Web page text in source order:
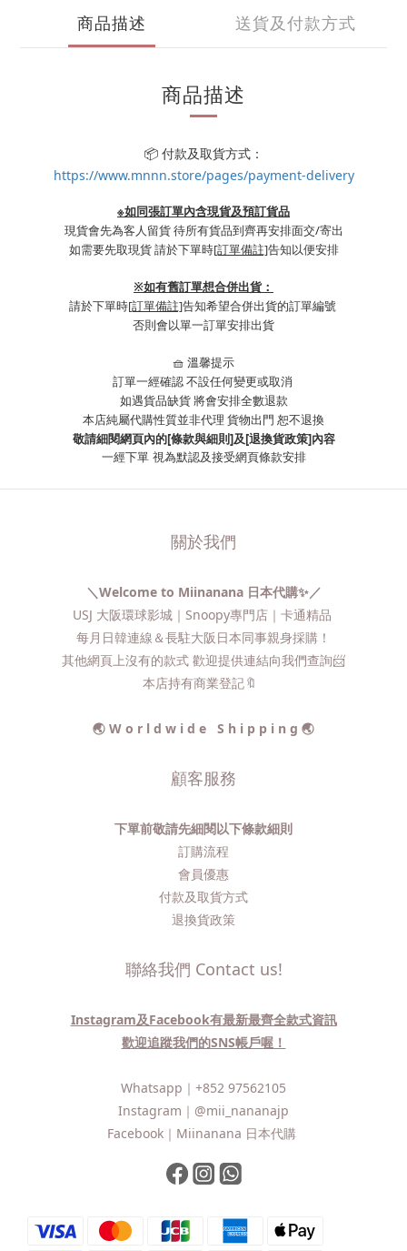
商品描述 送貨及付款方式
商品描述
📦 付款及取貨方式：
https://www.mnnn.store/pages/payment-delivery
※如同張訂單內含現貨及預訂貨品
現貨會先為客人留貨 待所有貨品到齊再安排面交/寄出
如需要先取現貨 請於下單時[訂單備註]告知以便安排
※如有舊訂單想合併出貨：
請於下單時[訂單備註]告知希望合併出貨的訂單編號
否則會以單一訂單安排出貨
🧺 溫馨提示
訂單一經確認 不設任何變更或取消
如遇貨品缺貨 將會安排全數退款
本店純屬代購性質並非代理 貨物出門 恕不退換
敬請細閱網頁內的[條款與細則]及[退換貨政策]內容
一經下單 視為默認及接受網頁條款安排
關於我們
＼Welcome to Miinanana 日本代購✨／
USJ 大阪環球影城｜Snoopy專門店｜卡通精品
每月日韓連線＆長駐大阪日本同事親身採購！
其他網頁上沒有的款式 歡迎提供連結向我們查詢📨​
本店持有商業登記🔖
🌏 W o r l d w i d e S h i p p i n g 🌏
顧客服務
下單前敬請先細閱以下條款細則
訂購流程​
會員優惠
付款及取貨方式
退換貨政策
聯絡我們 Contact us!
Instagram及Facebook有最新最齊全款式資訊
歡迎追蹤我們的SNS帳戶喔！
Whatsapp｜ +852 97562105
Instagram｜ @mii_nananajp
Facebook｜ Miinanana 日本代購